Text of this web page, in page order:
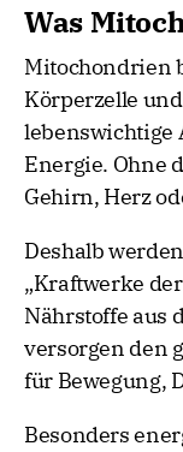
Was
Mitochondrien
Körperzelle
lebenswichtige
Energie. Ohne
Gehirn, Herz
Deshalb
„Kraftwerke
Nährstoffe aus
versorgen den
für Bewegung,
Besonders